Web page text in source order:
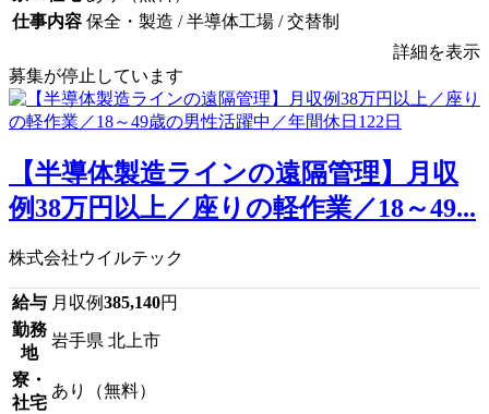
仕事内容 保全・製造 / 半導体工場 / 交替制
詳細を表示
募集が停止しています
【半導体製造ラインの遠隔管理】月収
例38万円以上／座りの軽作業／18～49...
株式会社ウイルテック
給与 月収例385,140円
勤務
地
岩手県 北上市
寮・
社宅
あり（無料）